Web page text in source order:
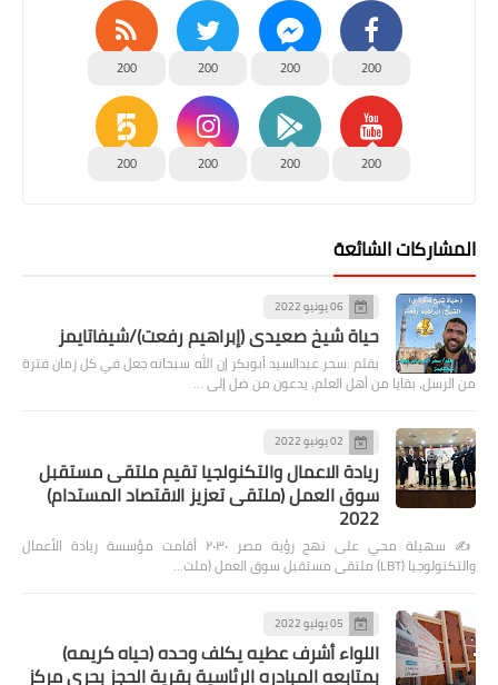
200
200
200
200
200
200
200
200
المشاركات الشائعة
06 يونيو 2022
حياة شيخ صعيدى (إبراهيم رفعت)/شيفاتايمز
بقلم :سحر عبدالسيد أبوبكر إن الله سبحانه جعل في كل زمان فترة
من الرسل، بقايا من أهل العلم، يدعون من ضل إلى …
02 يونيو 2022
ريادة الاعمال والتكنولجيا تقيم ملتقى مستقبل
سوق العمل (ملتقى تعزيز الاقتصاد المستدام)
2022
✍️ سهيلة محي على نهج رؤية مصر ٢٠٣٠ أقامت مؤسسة ريادة الأعمال
والتكنولوجيا (LBT) ملتقى مستقبل سوق العمل (ملت…
05 يوليو 2022
اللواء أشرف عطيه يكلف وحده (حياه كريمه)
بمتابعه المبادره الرئاسية بقرية الحجز بحرى مركز